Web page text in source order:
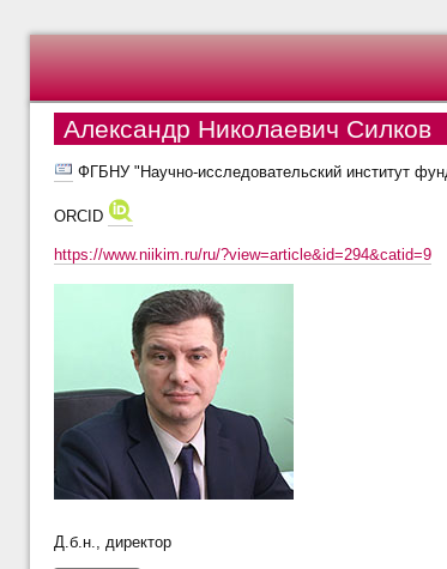
Александр Николаевич Силков
ФГБНУ "Научно-исследовательский институт
ORCID
https://www.niikim.ru/ru/?view=article&id=294&catid=9
Д.б.н., директор